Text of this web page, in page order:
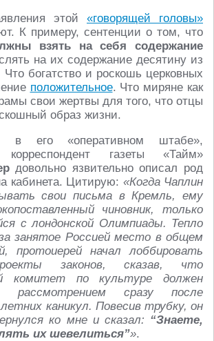
этой «говорящей головы»
К примеру, сентенции о том, что
взять на себя содержание
на их содержание десятину из
богатство и роскошь церковных
положительное. Что миряне как
свои жертвы для того, что отцы
образ жизни.
в его «оперативном штабе»,
корреспондент газеты «Тайм»
довольно язвительно описал род
кабинета. Цитирую: «Когда Чаплин
свои письма в Кремль, ему
чиновник, только
с лондонской Олимпиады. Тепло
за занятое Россией место в общем
протоиерей начал лоббировать
законов, сказав, что
комитет по культуре должен
рассмотрением сразу после
каникул. Повесив трубку, он
ко мне и сказал: “Знаете,
их шевелиться”».